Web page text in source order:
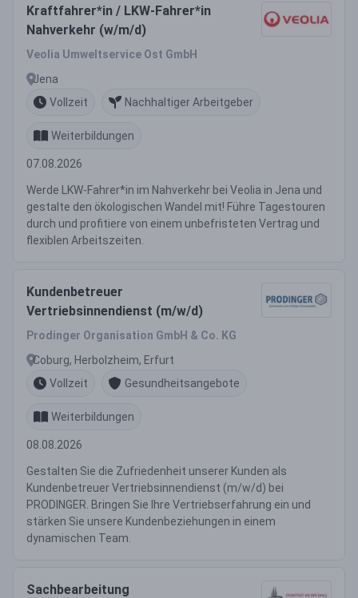
Kraftfahrer*in / LKW-Fahrer*in
Nahverkehr (w/m/d)
Veolia Umweltservice Ost GmbH
Jena
Vollzeit
Nachhaltiger Arbeitgeber
Weiterbildungen
07.08.2026
Werde LKW-Fahrer*in im Nahverkehr bei Veolia in Jena und
gestalte den ökologischen Wandel mit! Führe Tagestouren
durch und profitiere von einem unbefristeten Vertrag und
flexiblen Arbeitszeiten.
Kundenbetreuer
Vertriebsinnendienst (m/w/d)
Prodinger Organisation GmbH & Co. KG
Coburg, Herbolzheim, Erfurt
Vollzeit
Gesundheitsangebote
Weiterbildungen
08.08.2026
Gestalten Sie die Zufriedenheit unserer Kunden als
Kundenbetreuer Vertriebsinnendienst (m/w/d) bei
PRODINGER. Bringen Sie Ihre Vertriebserfahrung ein und
stärken Sie unsere Kundenbeziehungen in einem
dynamischen Team.
Sachbearbeitung